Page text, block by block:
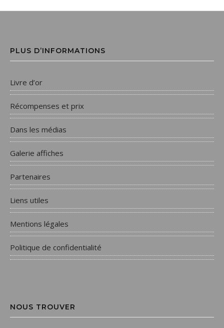
PLUS D’INFORMATIONS
Livre d’or
Récompenses et prix
Dans les médias
Galerie affiches
Partenaires
Liens utiles
Mentions légales
Politique de confidentialité
NOUS TROUVER